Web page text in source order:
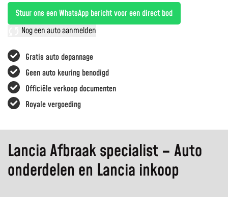
Gratis auto depannage
Geen auto keuring benodigd
Officiële verkoop documenten
Royale vergoeding
Stuur ons een WhatsApp bericht voor een direct bod
Nog een auto aanmelden
Lancia Afbraak specialist – Auto
onderdelen en Lancia inkoop